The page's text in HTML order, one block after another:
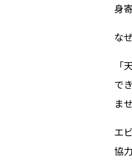
身
な
「
で
ま
エ
協